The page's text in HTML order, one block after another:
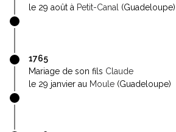
le 29 août à Petit-Canal
(Guadeloupe)
1765
Mariage de son fils Claude
le 29 janvier au Moule (Guadeloupe)